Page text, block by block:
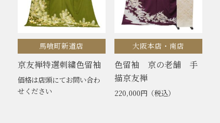
馬喰町新道店
京友禅特選刺繍色留袖
価格は店頭にてお問い合わ
せください
大阪本店・南店
色留袖 京の老舗 手
描京友禅
220,000円（税込）